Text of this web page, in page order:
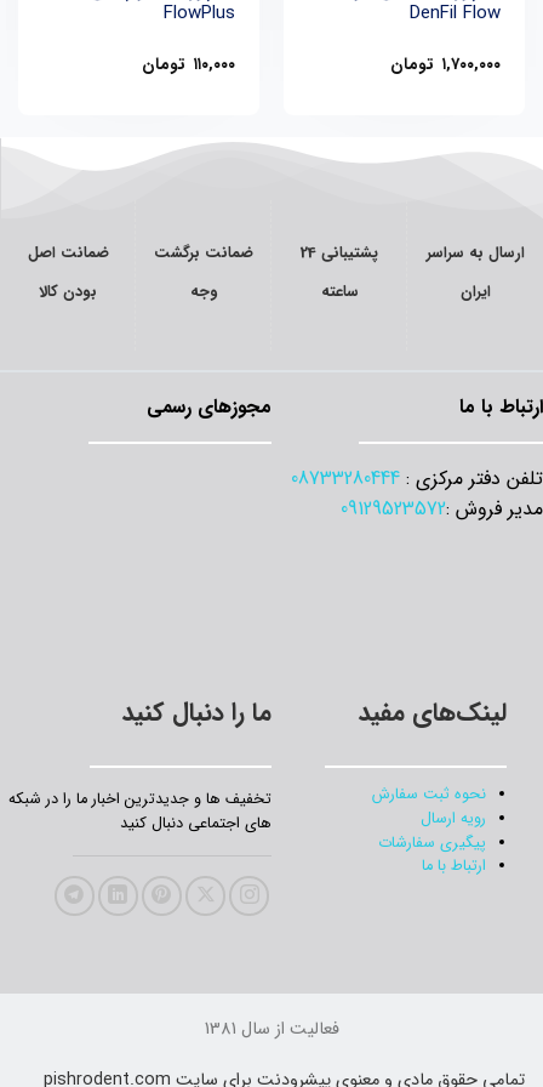
DenFil Flow
۱,۷۰۰,۰۰۰ تومان
FlowPlus
۱۱۰,۰۰۰ تومان
به سراسر
ایران
پشتیبانی 24
ساعته
ضمانت برگشت
ضمانت اصل
بودن کالا
با ما
دفتر مرکزی :08733280444
فروش :09129523572
مجوزهای رسمی
لینک‌های مفید
نحوه ثبت سفارش
رویه ارسال
پیگیری سفارشات
ارتباط با ما
ما را دنبال کنید
تخفیف‌ ها و جدیدترین‌ اخبار ما را در شبکه
های اجتماعی دنبال کنید
فعالیت از سال 1381
تمامی حقوق مادی و معنوی پیشرودنت برای سایت pishrodent.com